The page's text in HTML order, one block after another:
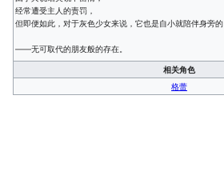
经常遭受主人的责罚，
但即便如此，对于灰色少女来说，它也是自小就陪伴身旁的
——无可取代的朋友般的存在。
相关角色
格蕾